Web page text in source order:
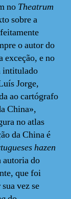
no Theatrum
sobre a
o autor do
exceção, e no
intitulado
Jorge,
ao cartógrafo
China»,
no atlas
da China é
hazen
autoria do
que foi
vez se